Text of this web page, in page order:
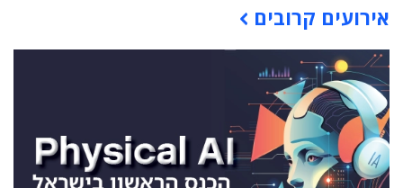
אירועים קרובים